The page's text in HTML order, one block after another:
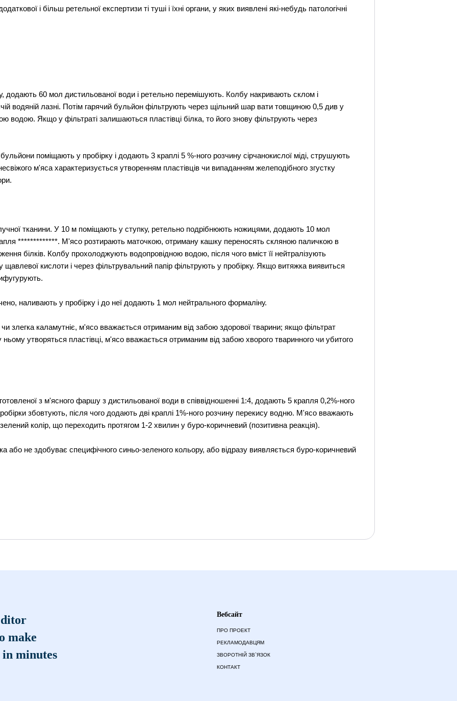
і більш ретельної експертизи ті туші і їхні органи, у яких виявлені які-небудь патологічні
60 мол дистильованої води і ретельно перемішують. Колбу накривають склом і
водяній лазні. Потім гарячий бульйон фільтрують через щільний шар вати товщиною 0,5 див у
водою. Якщо у фільтраті залишаються пластівці білка, то його знову фільтрують через
поміщають у пробірку і додають 3 краплі 5 %-ного розчину сірчанокислої міді, струшують
м'яса характеризується утворенням пластівців чи випаданням желеподібного згустку
тканини. У 10 м поміщають у ступку, ретельно подрібнюють ножицями, додають 10 мол
*************. М'ясо розтирають маточкою, отриману кашку переносять скляною паличкою в
білків. Колбу прохолоджують водопровідною водою, після чого вміст її нейтралізують
кислоти і через фільтрувальний папір фільтрують у пробірку. Якщо витяжка виявиться
наливають у пробірку і до неї додають 1 мол нейтрального формаліну.
злегка каламутніє, м'ясо вважається отриманим від забою здорової тварини; якщо фільтрат
утворяться пластівці, м'ясо вважається отриманим від забою хворого тваринного чи убитого
з м'ясного фаршу з дистильованої води в співвідношенні 1:4, додають 5 крапля 0,2%-ного
збовтують, після чого додають дві краплі 1%-ного розчину перекису водню. М'ясо вважають
колір, що переходить протягом 1-2 хвилин у буро-коричневий (позитивна реакція).
не здобуває специфічного синьо-зеленого кольору, або відразу виявляється буро-коричневий
make
minutes
Вебсайт
ПРО ПРОЕКТ
РЕКЛАМОДАВЦЯМ
ЗВОРОТНІЙ ЗВ`ЯЗОК
КОНТАКТ